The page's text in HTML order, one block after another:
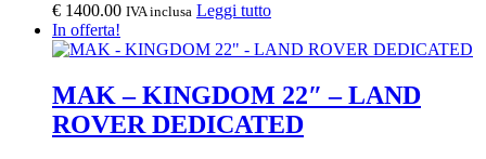
€ 1400.00 IVA inclusa Leggi tutto
In offerta!
MAK – KINGDOM 22″ – LAND
ROVER DEDICATED